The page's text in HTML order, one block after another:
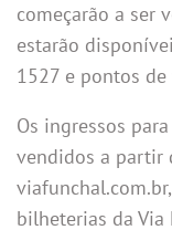
começarão a ser
estarão
1527 e pontos de
Os ingressos
vendidos a partir
bilheterias da Via